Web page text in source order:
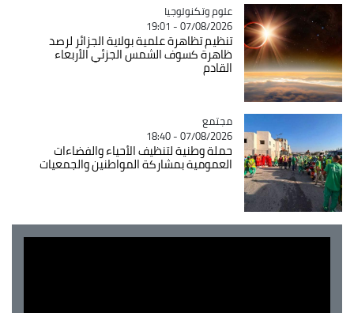
Catégorie
علوم وتكنولوجيا
07/08/2026 - 19:01
تنظيم تظاهرة علمية بولاية الجزائر لرصد
ظاهرة كسوف الشمس الجزئي الأربعاء
القادم
Catégorie
مجتمع
07/08/2026 - 18:40
حملة وطنية لتنظيف الأحياء والفضاءات
العمومية بمشاركة المواطنين والجمعيات